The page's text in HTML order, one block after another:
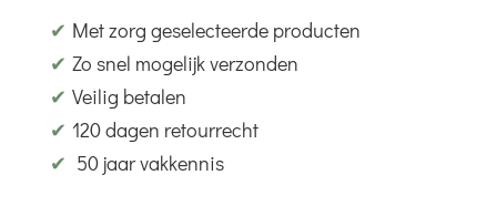
✔ Met zorg geselecteerde producten
✔ Zo snel mogelijk verzonden
✔ Veilig betalen
✔ 120 dagen retourrecht
✔ 50 jaar vakkennis